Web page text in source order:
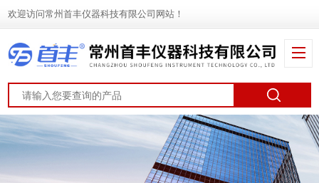
欢迎访问常州首丰仪器科技有限公司网站！